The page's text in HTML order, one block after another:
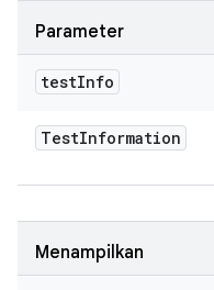
Parameter
testInfo
TestInformation
Menampilkan